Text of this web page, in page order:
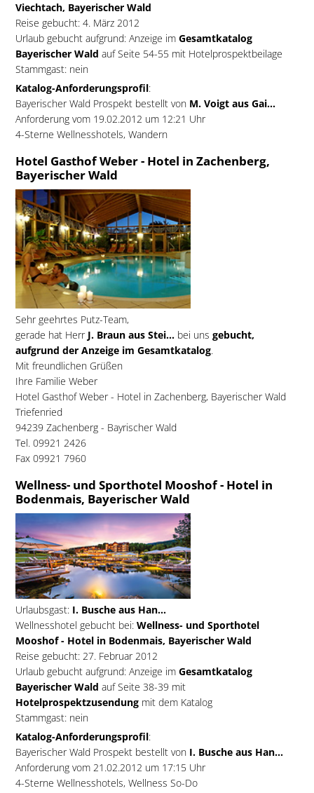
Viechtach, Bayerischer Wald
Reise gebucht: 4. März 2012
Urlaub gebucht aufgrund: Anzeige im Gesamtkatalog
Bayerischer Wald auf Seite 54-55 mit Hotelprospektbeilage
Stammgast: nein
Katalog-Anforderungsprofil:
Bayerischer Wald Prospekt bestellt von M. Voigt aus Gai...
Anforderung vom 19.02.2012 um 12:21 Uhr
4-Sterne Wellnesshotels, Wandern
Hotel Gasthof Weber - Hotel in Zachenberg,
Bayerischer Wald
Sehr geehrtes Putz-Team,
gerade hat Herr J. Braun aus Stei... bei uns gebucht,
aufgrund der Anzeige im Gesamtkatalog.
Mit freundlichen Grüßen
Ihre Familie Weber
Hotel Gasthof Weber - Hotel in Zachenberg, Bayerischer Wald
Triefenried
94239 Zachenberg - Bayrischer Wald
Tel. 09921 2426
Fax 09921 7960
Wellness- und Sporthotel Mooshof - Hotel in
Bodenmais, Bayerischer Wald
Urlaubsgast:I. Busche aus Han...
Wellnesshotel gebucht bei:Wellness- und Sporthotel
Mooshof - Hotel in Bodenmais, Bayerischer Wald
Reise gebucht: 27. Februar 2012
Urlaub gebucht aufgrund: Anzeige im Gesamtkatalog
Bayerischer Wald auf Seite 38-39 mit
Hotelprospektzusendung mit dem Katalog
Stammgast: nein
Katalog-Anforderungsprofil:
Bayerischer Wald Prospekt bestellt von I. Busche aus Han...
Anforderung vom 21.02.2012 um 17:15 Uhr
4-Sterne Wellnesshotels, Wellness So-Do